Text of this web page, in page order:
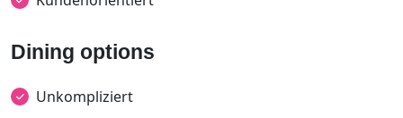
Dining options
Unkompliziert